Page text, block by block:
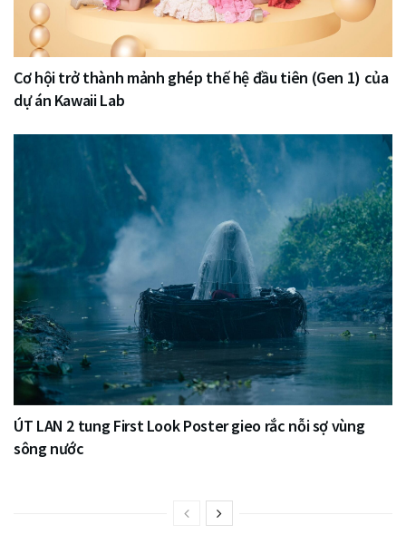
Cơ hội trở thành mảnh ghép thế hệ đầu tiên (Gen 1) của
dự án Kawaii Lab
ÚT LAN 2 tung First Look Poster gieo rắc nỗi sợ vùng
sông nước